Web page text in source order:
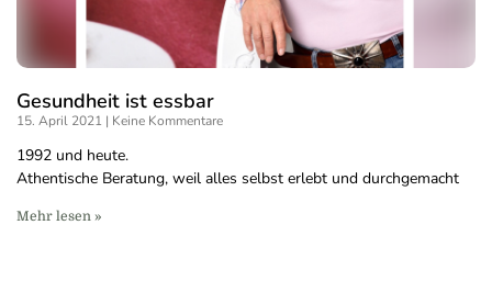
Gesundheit ist essbar
15. April 2021 Keine Kommentare
1992 und heute.
Athentische Beratung, weil alles selbst erlebt und durchgemacht
Mehr lesen »